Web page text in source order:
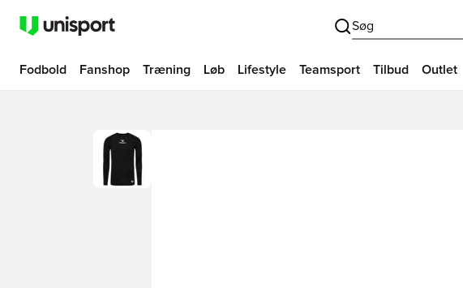
Søg
Fodbold Fanshop Træning Løb Lifestyle Teamsport Tilbud Outlet